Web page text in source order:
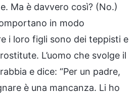
Ma è davvero così? (No.)
in modo
i loro figli sono dei teppisti e
L’uomo che svolge il
e dice: “Per un padre,
è una mancanza. Li ho